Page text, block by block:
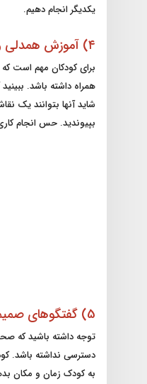
یکدیگر انجام دهیم.
۴) آموزش همدلی و کمک به دیگران
برای کودکان مهم است
همراه داشته باشد.
شاید آنها بتوانند یک
بپیوندید. حس انجام
5) گفتگوهای صمیمانه با دقت
توجه داشته باشید که
دسترسی نداشته باشد.
به کودک زمان و مکان